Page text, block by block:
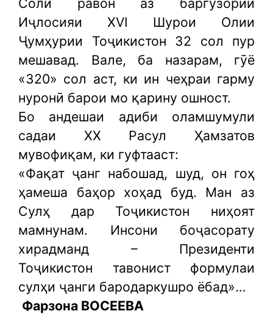
Иҷлосияи XVI Шурои Олии
Ҷумҳурии Тоҷикистон 32 сол пур
мешавад. Вале, ба назарам, гӯё
«320» сол аст, ки ин чеҳраи гарму
нуронӣ барои мо қарину ошност.
Бо андешаи адиби оламшумули
садаи XX Расул Ҳамзатов
мувофиқам, ки гуфтааст:
«Фақат ҷанг набошад, шуд, он гоҳ
ҳамеша баҳор хоҳад буд. Ман аз
Сулҳ дар Тоҷикистон ниҳоят
мамнунам. Инсони боҷасорату
хирадманд – Президенти
Тоҷикистон тавонист формулаи
сулҳи ҷанги бародаркушро ёбад»…
Фарзона ВОСЕЕВА